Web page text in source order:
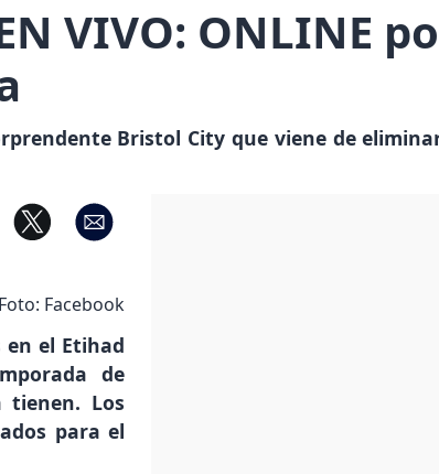
VIVO: ONLINE
Bristol City que viene de
Facebook
el Etihad
de
tienen. Los
para el